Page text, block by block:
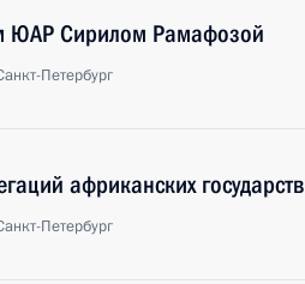
ЮАР Сирилом Рамафозой
Петербург
африканских государств
Петербург